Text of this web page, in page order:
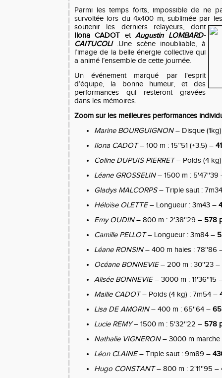
Parmi les temps forts, impossible de ne
survoltée lors du 4x400 m, sublimée par
soutenir les derniers relayeurs, dont
Ilona CADOT etAugustin LOMBARD-
CAITUCOLI.Une scène inoubliable, à
l’image de la belle énergie collective qui
a animé l’ensemble de cette journée.
Un événement marqué par l'esprit
d’équipe, la bonne humeur, et des
performances qui resteront gravées
dans les mémoires.
Zoom sur les meilleures performances
Marine BOURGUIGNON– Disque
Ilona CADOT– 100 m : 15’’51 (+3.5) –
Coline DUPUIS PIERRET– Poids (4
Léane GROSSELIN– 1500 m : 5'47''39
Gladys MALCORPS– Triple saut :
Héloïse OLETTE– Longueur : 3m43 –
Emy OUDIN– 800 m : 2'38''29 – 578
Camille PELLOT– Longueur : 3m84 –
Léane RONSIN– 400 m haies : 78''86
Océane BONNEVIE– 200 m : 30''23 –
Alisée BONNEVIE– 3000 m : 11'36''15
Mailie CADOT– Poids (4 kg) : 7m54 –
Lisa DE AMORIN– 400 m : 65''64 –
Lucie REMY– 1500 m : 5'32''22 – 578
Nathalie VIGNERON– 3000 m marche
Léon CLAINE– Triple saut : 9m89 –
Hugo CONSTANT– 800 m : 2'11''95 –